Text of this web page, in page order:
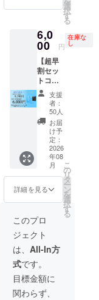
ドは寄
スで同
一の物
となり
ます。
20枚を
特定非
営利法
人ぽっ
かぽか
ラン
ナー
ズ』へ
寄贈し
ます。
支援い
ただい
た方へ
サンク
スカー
ドをお
送りし
ます。
ドは寄
贈コー
スで同
一の物
となり
ます。
選
択
す
る
6,0
00 円
在庫な
し
【超早
割セッ
トコー
ス】 本
体3個＋
専用下
着1枚
新しい
タイム
シフト
と専用
アン
ダー
ウェア
のセッ
トを提
供しま
す。 ・
アン
ダー
ウェア
サイ
ズ：S、
M、L、
LL
支援
者：
50人
お届
け予
定：
2026
年08
月
詳細を見る
こ
の
リ
タ
ー
ン
を
選
択
す
る
このプロ
ジェクト
は、 All-In方
式です。
目標金額に
関わらず、